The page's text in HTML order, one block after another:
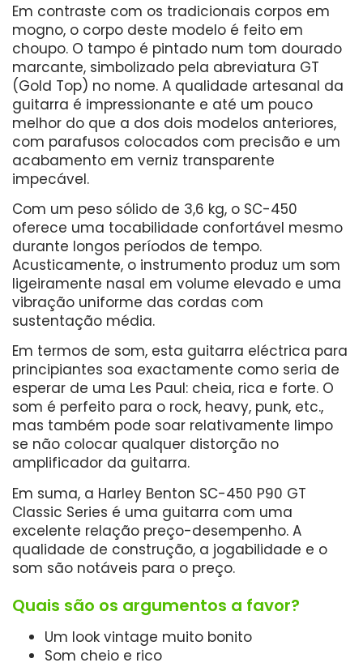
Em contraste com os tradicionais corpos em
mogno, o corpo deste modelo é feito em
choupo. O tampo é pintado num tom dourado
marcante, simbolizado pela abreviatura GT
(Gold Top) no nome. A qualidade artesanal da
guitarra é impressionante e até um pouco
melhor do que a dos dois modelos anteriores,
com parafusos colocados com precisão e um
acabamento em verniz transparente
impecável.
Com um peso sólido de 3,6 kg, o SC-450
oferece uma tocabilidade confortável mesmo
durante longos períodos de tempo.
Acusticamente, o instrumento produz um som
ligeiramente nasal em volume elevado e uma
vibração uniforme das cordas com
sustentação média.
Em termos de som, esta guitarra eléctrica para
principiantes soa exactamente como seria de
esperar de uma Les Paul: cheia, rica e forte. O
som é perfeito para o rock, heavy, punk, etc.,
mas também pode soar relativamente limpo
se não colocar qualquer distorção no
amplificador da guitarra.
Em suma, a Harley Benton SC-450 P90 GT
Classic Series é uma guitarra com uma
excelente relação preço-desempenho. A
qualidade de construção, a jogabilidade e o
som são notáveis para o preço.
Quais são os argumentos a favor?
Um look vintage muito bonito
Som cheio e rico